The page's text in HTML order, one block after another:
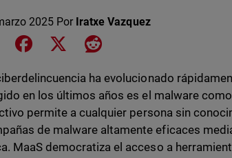
2025 Por Iratxe Vazquez
Share on LinkedIn
Share on Facebook
Share on XShare on Reddit
ha evolucionado
en los últimos años es el malware
permite a cualquier persona sin
de malware altamente eficaces
MaaS democratiza el acceso a